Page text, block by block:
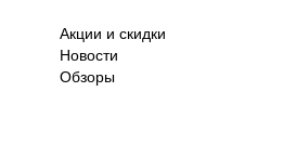
Акции и скидки
Новости
Обзоры